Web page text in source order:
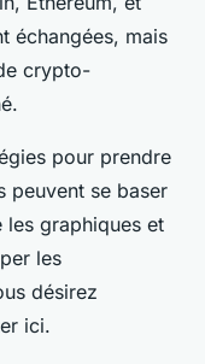
échangées, mais
crypto-
pour prendre
peuvent se baser
les graphiques et
les
désirez
ici.